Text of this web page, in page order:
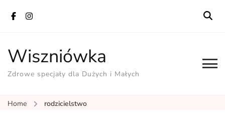
Wiszniówka
Zdrowe specjały dla Dużych i Małych
Home rodzicielstwo